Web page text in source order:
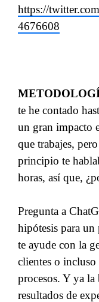
https://
4676608
te he contado
un gran impacto
que trabajes,
principio te
horas, así que,
Pregunta a
hipótesis para
te ayude con la
clientes o
procesos. Y ya la
resultados de